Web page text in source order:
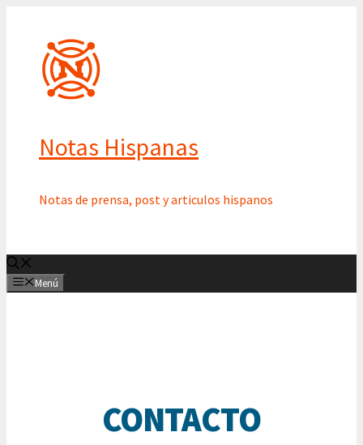
contenido
Notas Hispanas
Notas de prensa, post y articulos hispanos
Menú
CONTACTO